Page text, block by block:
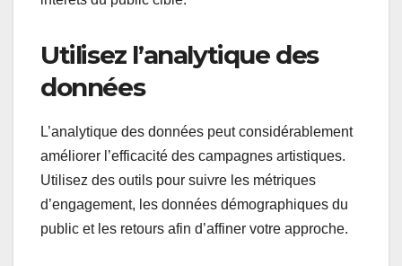
Utilisez l’analytique des
données
L’analytique des données peut considérablement
améliorer l’efficacité des campagnes artistiques.
Utilisez des outils pour suivre les métriques
d’engagement, les données démographiques du
public et les retours afin d’affiner votre approche.